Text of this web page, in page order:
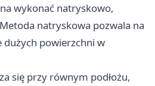
wykonać natryskowo,
natryskowa pozwala na
powierzchni w
się przy równym podłożu,